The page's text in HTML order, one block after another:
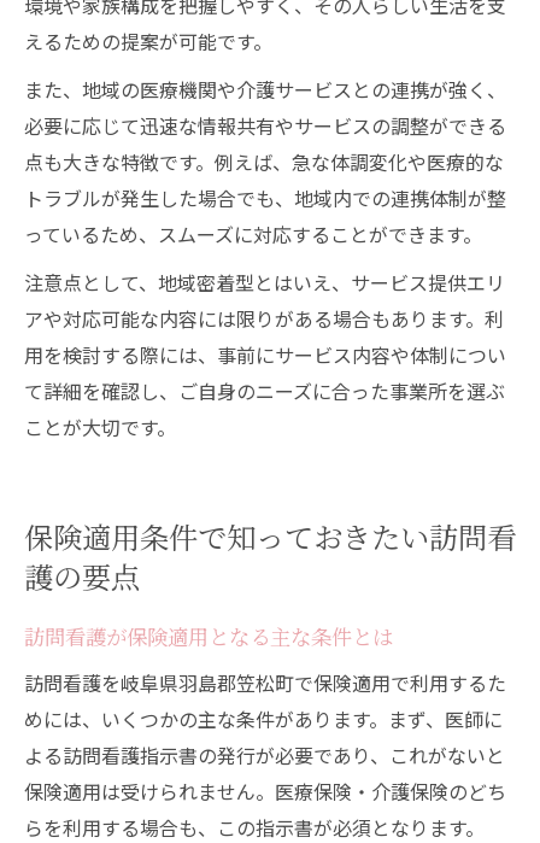
えるための提案が可能です。
また、地域の医療機関や介護サービスとの連携が強く、
必要に応じて迅速な情報共有やサービスの調整ができる
点も大きな特徴です。例えば、急な体調変化や医療的な
トラブルが発生した場合でも、地域内での連携体制が整
っているため、スムーズに対応することができます。
注意点として、地域密着型とはいえ、サービス提供エリ
アや対応可能な内容には限りがある場合もあります。利
用を検討する際には、事前にサービス内容や体制につい
て詳細を確認し、ご自身のニーズに合った事業所を選ぶ
ことが大切です。
保険適用条件で知っておきたい訪問看
護の要点
訪問看護が保険適用となる主な条件とは
訪問看護を岐阜県羽島郡笠松町で保険適用で利用するた
めには、いくつかの主な条件があります。まず、医師に
よる訪問看護指示書の発行が必要であり、これがないと
保険適用は受けられません。医療保険・介護保険のどち
らを利用する場合も、この指示書が必須となります。